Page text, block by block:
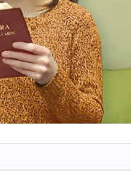
pode ser
de Deus, “O
são? O
nos últimos
da obra de